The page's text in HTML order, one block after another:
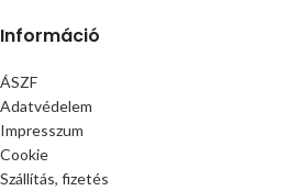
Információ
ÁSZF
Adatvédelem
Impresszum
Cookie
Szállítás, fizetés